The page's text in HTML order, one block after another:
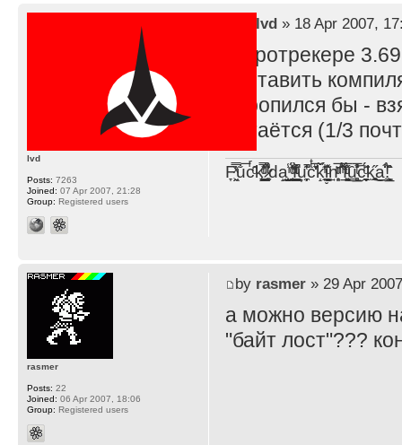
lvd» 18 Apr 2007,
В протрекере
заставить
торопился бы -
остаётся (1/3
F̞͖̭̿̔ͯu̐̅cͬ̑ͩk̨̤̳͇̮̭̪̠̽̿̓̆ͭͩ ̷̩̰͎̩͓̘̾̀ͬ̊ͭ͛ͅda̝̺͙̬͎̝̾͟ ̰̜̝̯͉̯̖̓̎́ͨ̽ͫ͟f̟͇̭̀ͬͨͭ̐̚u̹̼̹̗̞͑̔͂͐̚cͭ̅̊̆̒̆ǩ̝̩̯́ͥ̔̍̑ḭ͓͍̳̬ͦ̽͂n͍͎͈̈̅ͩͬ ̊ͫ̂̾̑̈́f̲͚͉͓͗̋́ͧͦ̅ȗ͇̲̻͈̲̅̎͗͒ͭ͡c̬̟̠̹̯̈́ͩ͘ͅk̫̠̻̋͜a̲͒̾̇!͙͕̺͉̗̩̲̂̏̄̀
lvd
Posts: 7263
Joined: 07 Apr 2007, 21:28
Group: Registered users
by rasmer» 29 Apr
а можно версию
"байт лост"???
rasmer
Posts: 22
Joined: 06 Apr 2007, 18:06
Group: Registered users